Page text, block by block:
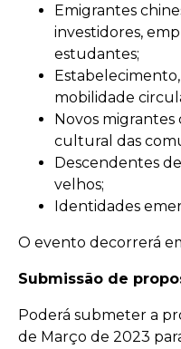
Emigrantes
investidores,
estudantes;
mobilidade
Novos migrantes
cultural das
Descendentes
velhos;
Identidades
O evento decorrerá
Submissão de
Poderá submeter a
de Março de 2023